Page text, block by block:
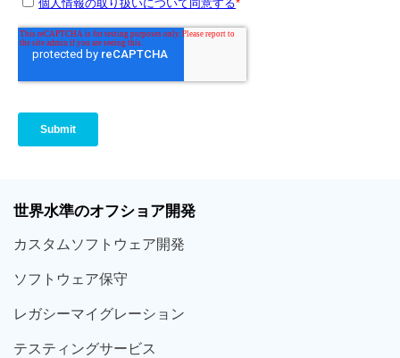
世界水準のオフショア開発
カスタム ソフトウェア開発
ソフト ウェア保守
レガシーマイグレーション
テスティングサービス